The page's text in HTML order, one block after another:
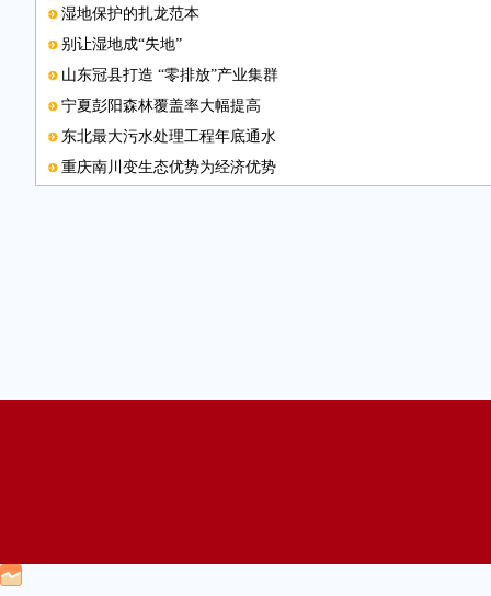
湿地保护的扎龙范本
别让湿地成“失地”
山东冠县打造 “零排放”产业集群
宁夏彭阳森林覆盖率大幅提高
东北最大污水处理工程年底通水
重庆南川变生态优势为经济优势